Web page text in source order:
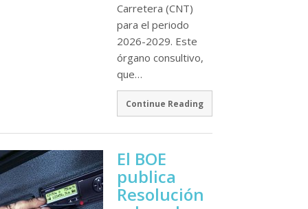
Carretera (CNT)
para el periodo
2026-2029. Este
órgano consultivo,
que…
Continue Reading
El BOE
publica
Resolución